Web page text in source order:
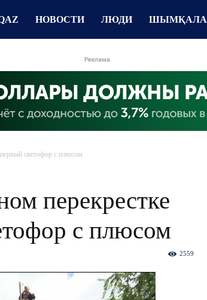
НОВОСТИ ЛЮДИ ШЫМҚАЛА
Реклама
светофор с плюсом
перекрестке
с плюсом
2559